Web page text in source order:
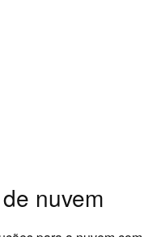
nuvem